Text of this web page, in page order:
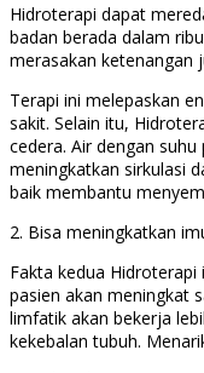
Hidroterapi dapat
badan berada dalam
merasakan ketenangan
Terapi ini melepaskan
sakit. Selain itu,
cedera. Air dengan
meningkatkan sirkulasi
baik membantu
2. Bisa meningkatkan
Fakta kedua
pasien akan meningkat
limfatik akan bekerja
kekebalan tubuh.